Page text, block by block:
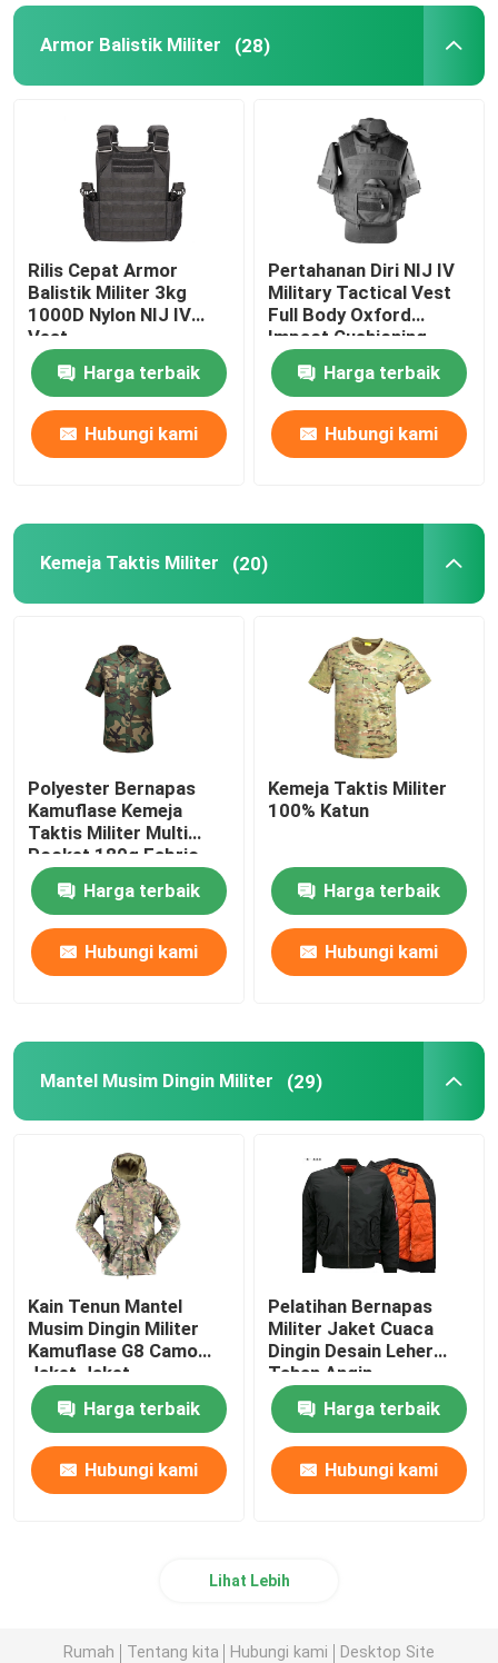
Armor Balistik Militer (28)
Rilis Cepat Armor
Balistik Militer 3kg
1000D Nylon NIJ IV
Vest
Harga terbaik
Hubungi kami
Pertahanan Diri NIJ IV
Military Tactical Vest
Full Body Oxford
Impact Cushioning
Harga terbaik
Hubungi kami
Kemeja Taktis Militer (20)
Polyester Bernapas
Kamuflase Kemeja
Taktis Militer Multi
Pocket 180g Fabric
Harga terbaik
Hubungi kami
Kemeja Taktis Militer
100% Katun
Harga terbaik
Hubungi kami
Mantel Musim Dingin Militer (29)
Kain Tenun Mantel
Musim Dingin Militer
Kamuflase G8 Camo
Jaket Jaket
Harga terbaik
Hubungi kami
Pelatihan Bernapas
Militer Jaket Cuaca
Dingin Desain Leher
Tahan Angin
Harga terbaik
Hubungi kami
Lihat Lebih
Rumah Tentang kita Hubungi kami Desktop Site